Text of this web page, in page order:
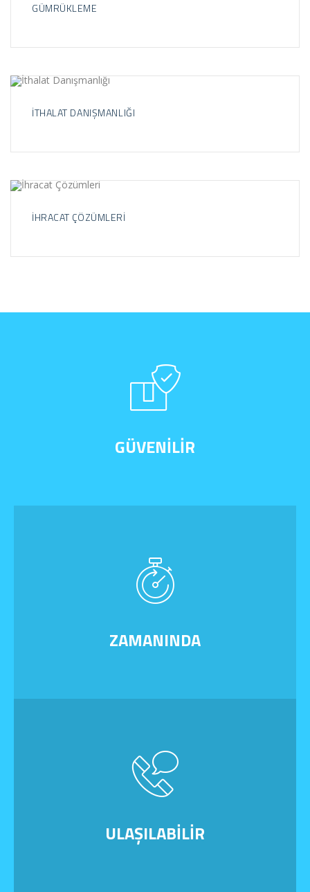
GÜMRÜKLEME
İTHALAT DANIŞMANLIĞI
İHRACAT ÇÖZÜMLERI
GÜVENILIR
ZAMANINDA
ULAŞILABILIR